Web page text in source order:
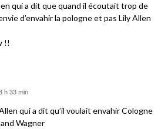
qui a dit que quand il écoutait trop de
d’envahir la pologne et pas Lily Allen
!!
h 33 min
qui a dit qu’il voulait envahir Cologne
Wagner